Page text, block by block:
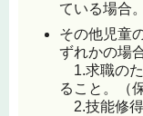
ている場合。
その他児童
ずれかの場合
1.求職のた
ること。（
2.技能修得